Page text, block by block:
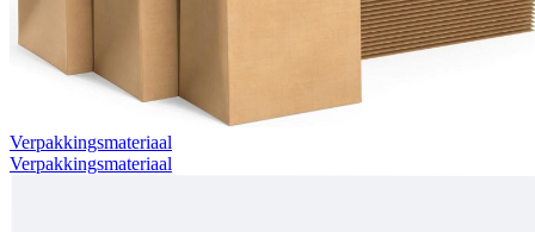
Verpakkingsmateriaal
Verpakkingsmateriaal